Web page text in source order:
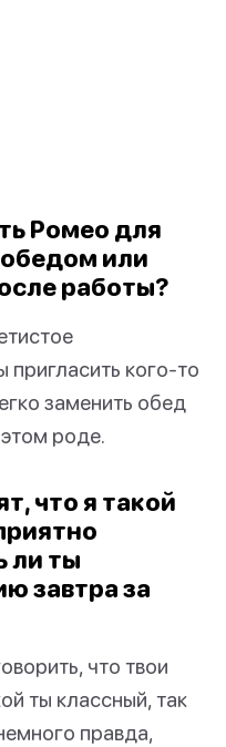
Ромео для
или
работы?
пригласить кого-то
заменить обед
роде.
что я такой
ли ты
завтра за
что твои
ты классный, так
правда,